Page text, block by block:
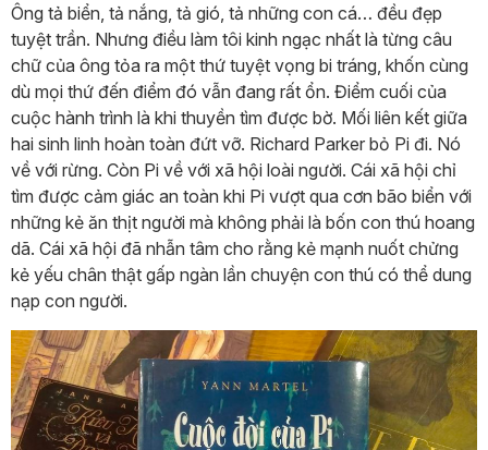
Ông tả biển, tả nắng, tả gió, tả những con cá… đều đẹp
tuyệt trần. Nhưng điều làm tôi kinh ngạc nhất là từng câu
chữ của ông tỏa ra một thứ tuyệt vọng bi tráng, khốn cùng
dù mọi thứ đến điểm đó vẫn đang rất ổn. Điểm cuối của
cuộc hành trình là khi thuyền tìm được bờ. Mối liên kết giữa
hai sinh linh hoàn toàn đứt vỡ. Richard Parker bỏ Pi đi. Nó
về với rừng. Còn Pi về với xã hội loài người. Cái xã hội chỉ
tìm được cảm giác an toàn khi Pi vượt qua cơn bão biển với
những kẻ ăn thịt người mà không phải là bốn con thú hoang
dã. Cái xã hội đã nhẫn tâm cho rằng kẻ mạnh nuốt chửng
kẻ yếu chân thật gấp ngàn lần chuyện con thú có thể dung
nạp con người.